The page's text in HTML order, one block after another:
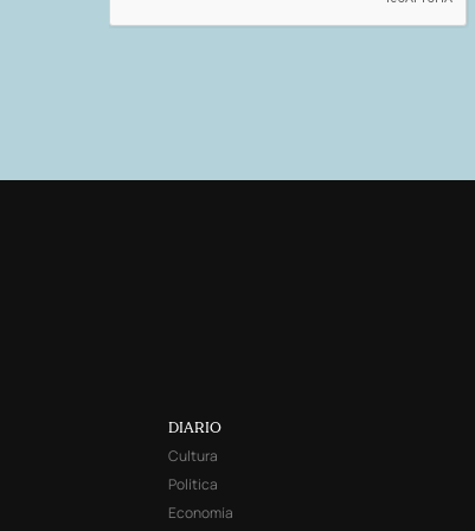
DIARIO
Cultura
Política
Economía